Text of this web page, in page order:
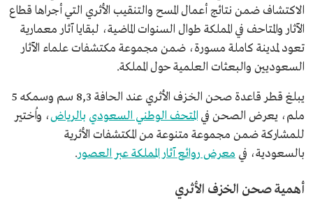
الاكتشاف ضمن نتائج أعمال المسح والتنقيب الأثري التي أجراها قطاع
الآثار والمتاحف في المملكة طوال السنوات الماضية، لبقايا آثار معمارية
تعود لمدينة كاملة مسورة، ضمن مجموعة مكتشفات علماء الآثار
السعوديين والبعثات العلمية حول المملكة.
يبلغ قطر قاعدة صحن الخزف الأثري عند الحافة 8,3 سم وسمكه 5
ملم، يعرض الصحن في المتحف الوطني السعودي بالرياض، واُختير
للمشاركة ضمن مجموعة متنوعة من المكتشفات الأثرية
بالسعودية، في معرض روائع آثار المملكة عبر العصور.
أهمية صحن الخزف الأثري